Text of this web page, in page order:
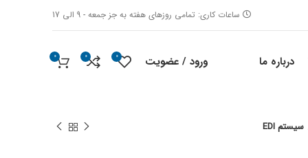
ساعات کاری: تمامی روزهای هفته به جز جمعه - 9 الی 17
درباره ما ورود / عضویت 0
0
0
سیستم EDI